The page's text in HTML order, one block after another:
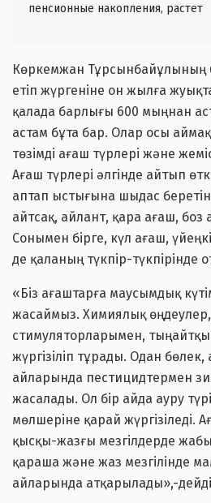
пенсионные накопления, растет
Көркемжан Тұрсынбайұлының
етіп жүргеніне он жылға
қалада барлығы 600 мыңнан
астам бұта бар. Олар осы
төзімді ағаш түрлері және
Ағаш түрлері әлгінде айтып
аптап ыстығына шыдас
айтсақ, айлант, қара ағаш, боз
Сонымен бірге, күл ағаш,
де қаланың түкпір-түкпірінде
«Біз ағаштарға маусымдық
жасаймыз. Химиялық
стимуляторларымен,
жүргізіліп тұрады. Одан
айларында пестицидтермен
жасалады. Ол бір айда ауру
мөлшеріне қарай жүргізіледі.
қысқы-жазғы мезгілдерде
қараша және жаз мезгілінде
айларында атқарылады»,-